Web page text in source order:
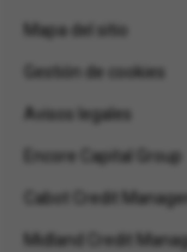
Mapa del sitio
Gestión de cookies
Avisos legales
Encore Capital Group
Cabot Credit
Midland Credit